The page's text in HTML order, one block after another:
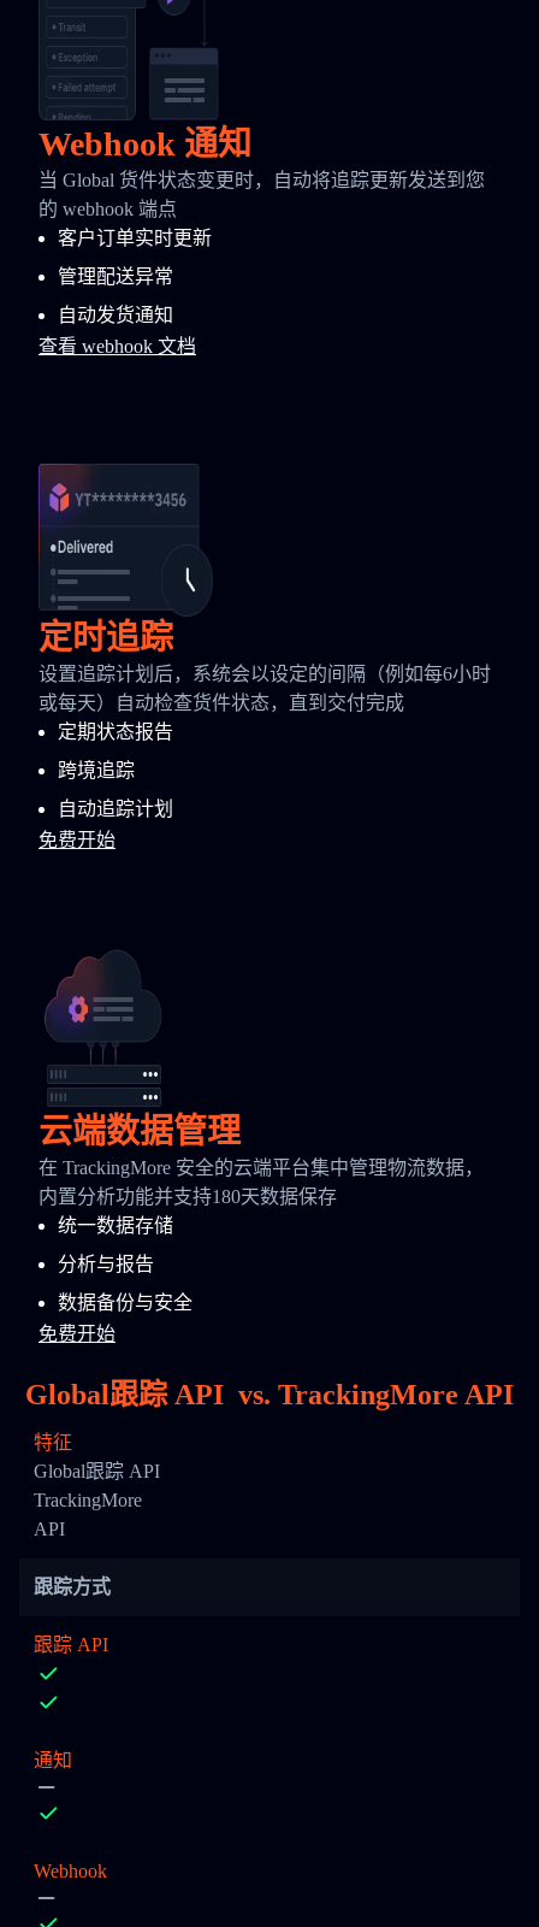
Webhook 通知
当 Global 货件状态变更时，自动将追踪更新发送到您
的 webhook 端点
客户订单实时更新
管理配送异常
自动发货通知
查看 webhook 文档
定时追踪
设置追踪计划后，系统会以设定的间隔（例如每6小时
或每天）自动检查货件状态，直到交付完成
定期状态报告
跨境追踪
自动追踪计划
免费开始
云端数据管理
在 TrackingMore 安全的云端平台集中管理物流数据，
内置分析功能并支持180天数据保存
统一数据存储
分析与报告
数据备份与安全
免费开始
Global跟踪 API vs. TrackingMore API
特征
Global跟踪 API
TrackingMore
API
跟踪方式
跟踪 API
通知
Webhook